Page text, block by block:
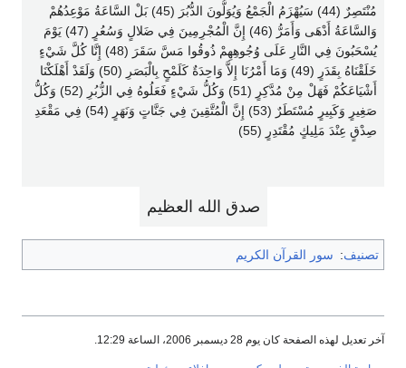
مُنْتَصِرٌ (44) سَيُهْزَمُ الْجَمْعُ وَيُوَلُّونَ الدُّبُرَ (45) بَلْ السَّاعَةُ مَوْعِدُهُمْ
وَالسَّاعَةُ أَدْهَى وَأَمَرُّ (46) إِنَّ الْمُجْرِمِينَ فِي ضَلالٍ وَسُعُرٍ (47) يَوْمَ
يُسْحَبُونَ فِي النَّارِ عَلَى وُجُوهِهِمْ ذُوقُوا مَسَّ سَقَرَ (48) إِنَّا كُلَّ شَيْءٍ
خَلَقْنَاهُ بِقَدَرٍ (49) وَمَا أَمْرُنَا إِلاَّ وَاحِدَةٌ كَلَمْحٍ بِالْبَصَرِ (50) وَلَقَدْ أَهْلَكْنَا
أَشْيَاعَكُمْ فَهَلْ مِنْ مُدَّكِرٍ (51) وَكُلُّ شَيْءٍ فَعَلُوهُ فِي الزُّبُرِ (52) وَكُلُّ
صَغِيرٍ وَكَبِيرٍ مُسْتَطَرٌ (53) إِنَّ الْمُتَّقِينَ فِي جَنَّاتٍ وَنَهَرٍ (54) فِي مَقْعَدِ
صِدْقٍ عِنْدَ مَلِيكٍ مُقْتَدِرٍ (55)
صدق الله العظيم
تصنيف: سور القرآن الكريم
آخر تعديل لهذه الصفحة كان يوم 28 ديسمبر 2006، الساعة 12:29.